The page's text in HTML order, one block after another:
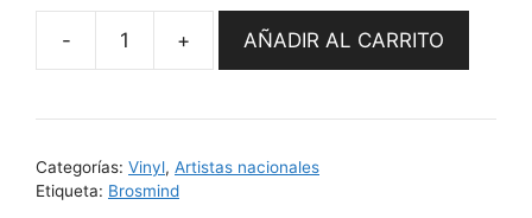
Ramen
by
AÑADIR AL CARRITO
Categorías: Vinyl, Artistas nacionales
Etiqueta: Brosmind